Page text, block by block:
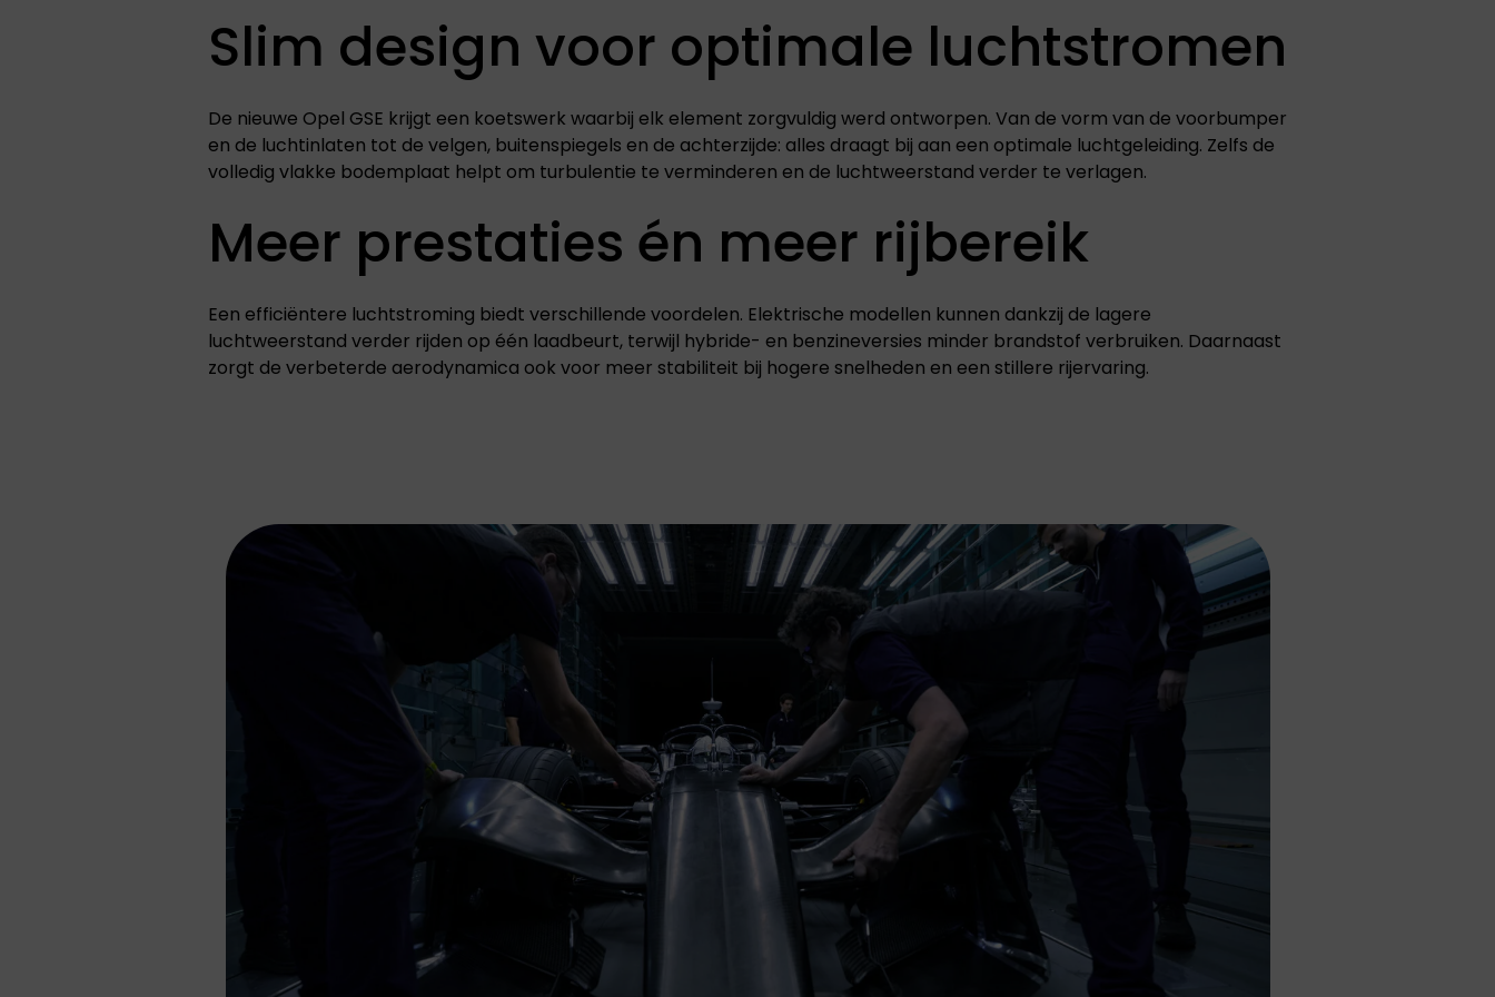
Slim design voor optimale luchtstromen
De nieuwe Opel GSE krijgt een koetswerk waarbij elk element zorgvuldig werd ontworpen. Van de vorm van de voorbumper
en de luchtinlaten tot de velgen, buitenspiegels en de achterzijde: alles draagt bij aan een optimale luchtgeleiding. Zelfs de
volledig vlakke bodemplaat helpt om turbulentie te verminderen en de luchtweerstand verder te verlagen.
Meer prestaties én meer rijbereik
Een efficiëntere luchtstroming biedt verschillende voordelen. Elektrische modellen kunnen dankzij de lagere
luchtweerstand verder rijden op één laadbeurt, terwijl hybride- en benzineversies minder brandstof verbruiken. Daarnaast
zorgt de verbeterde aerodynamica ook voor meer stabiliteit bij hogere snelheden en een stillere rijervaring.